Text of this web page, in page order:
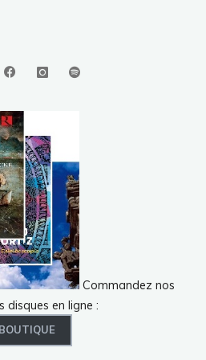
Commandez nos
disques en ligne :
BOUTIQUE